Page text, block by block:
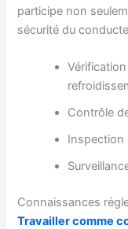
participe non
sécurité du
Contrôle
Inspection
Connaissances
Travailler comme